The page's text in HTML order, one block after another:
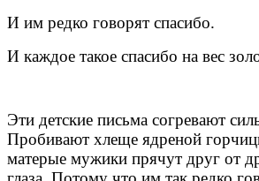
И им редко говорят спасибо.
И каждое такое спасибо на вес
Эти детские письма согревают
Пробивают хлеще ядреной
матерые мужики прячут друг от